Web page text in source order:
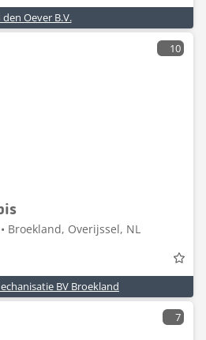
den Oever B.V.
10
Broekland, Overijssel, NL
BV Broekland
7